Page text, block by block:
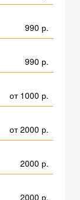
990 р.
990 р.
от 1000 р.
от 2000 р.
2000 р.
2000 р.